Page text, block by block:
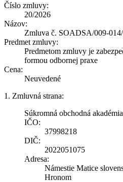
Číslo zmluvy:
20/2026
Názov:
Zmluva č. SOADSA/009-
Predmet zmluvy:
Predmetom zmluvy je
formou odbornej praxe
Cena:
Neuvedené
1. Zmluvná strana:
Súkromná obchodná akadémia
IČO:
37998218
DIČ:
2022051075
Adresa:
Námestie Matice
Hronom